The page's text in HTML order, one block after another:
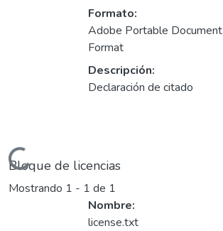
Cargando...
Formato:
Adobe Portable Document
Format
Descripción:
Declaración de citado
Bloque de licencias
Mostrando 1 - 1 de 1
Nombre:
license.txt